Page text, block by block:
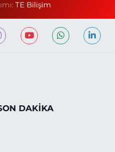
TE Bilişim
DAKİKA